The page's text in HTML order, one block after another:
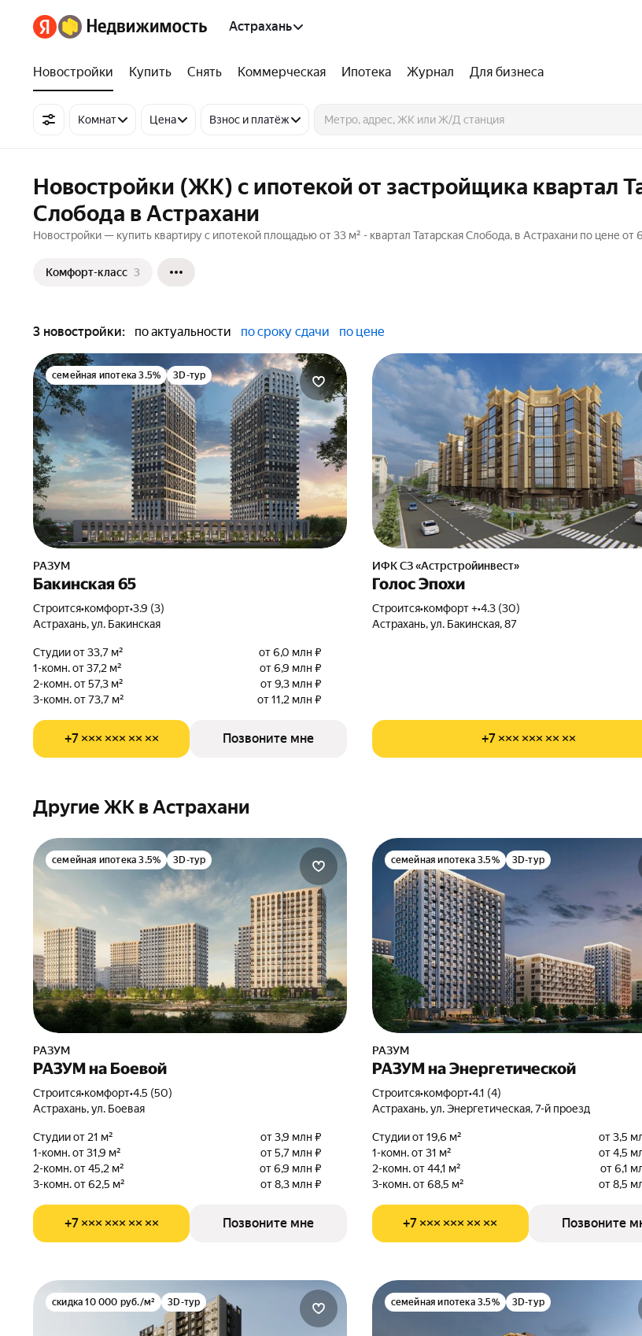
Астрахань
Новостройки Купить Снять Коммерческая Ипотека Журнал Для бизнеса
Комнат Цена Взнос и платёж
Новостройки (ЖК) с ипотекой от застройщика квартал
Слобода в Астрахани
Новостройки — купить квартиру с ипотекой площадью от 33 м² - квартал Татарская Слобода, в Астрахани по цене
Комфорт-класс 3
3 новостройки: по актуальности по сроку сдачи по цене
семейная ипотека 3.5% 3D-тур
РАЗУМ
Бакинская 65
Строится•комфорт•3.9 (3)
Астрахань, ул. Бакинская
Студии от 33,7 м²
от 6,0 млн ₽
1-комн. от 37,2 м²
от 6,9 млн ₽
2-комн. от 57,3 м²
от 9,3 млн ₽
3-комн. от 73,7 м²
от 11,2 млн ₽
+7 ××× ××× ×× ×× Позвоните мне
ИФК СЗ «Астрстройинвест»
Голос Эпохи
Строится•комфорт +•4.3 (30)
Астрахань, ул. Бакинская, 87
+7 ××× ××× ×× ××
Другие ЖК в Астрахани
семейная ипотека 3.5% 3D-тур
РАЗУМ
РАЗУМ на Боевой
Строится•комфорт•4.5 (50)
Астрахань, ул. Боевая
Студии от 21 м²
от 3,9 млн ₽
1-комн. от 31,9 м²
от 5,7 млн ₽
2-комн. от 45,2 м²
от 6,9 млн ₽
3-комн. от 62,5 м²
от 8,3 млн ₽
+7 ××× ××× ×× ×× Позвоните мне
семейная ипотека 3.5% 3D-тур
РАЗУМ
РАЗУМ на Энергетической
Строится•комфорт•4.1 (4)
Астрахань, ул. Энергетическая, 7-й проезд
Студии от 19,6 м²
от 3,5
1-комн. от 31 м²
от 4,5
2-комн. от 44,1 м²
от 6,1
3-комн. от 68,5 м²
от 8,5
+7 ××× ××× ×× ×× Позвоните
скидка 10 000 руб./м² 3D-тур семейная ипотека 3.5% 3D-тур